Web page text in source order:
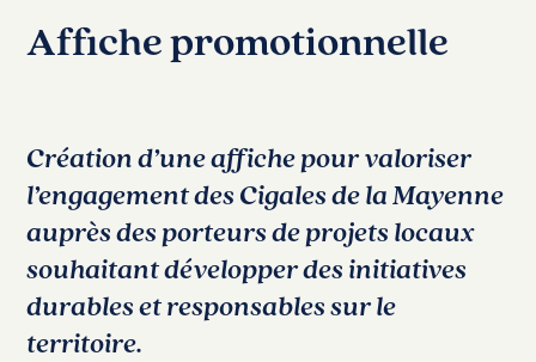
Affiche promotionnelle
Création d’une affiche pour valoriser
l’engagement des Cigales de la Mayenne
auprès des porteurs de projets locaux
souhaitant développer des initiatives
durables et responsables sur le
territoire.